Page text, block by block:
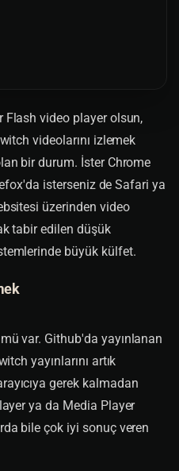
video player olsun,
videolarını izlemek
bir durum. İster Chrome
isterseniz de Safari ya
üzerinden video
tabir edilen düşük
büyük külfet.
var. Github'da yayınlanan
yayınlarını artık
gerek kalmadan
ya da Media Player
bile çok iyi sonuç veren